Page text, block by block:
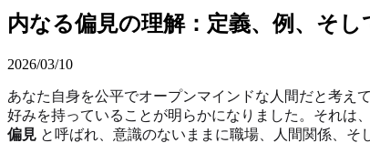
内なる偏見の理解：定義、例、そし
2026/03/10
あなた自身を公平でオープンマインドな人間だと考え
好みを持っていることが明らかになりました。それは
偏見 と呼ばれ、意識のないままに職場、人間関係、